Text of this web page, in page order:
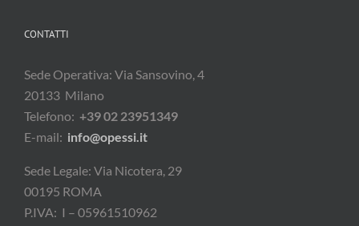
20133 Milano
Telefono:+39 02 23951349
E-mail:info@opessi.it
00195 ROMA
P.IVA: I – 05961510962